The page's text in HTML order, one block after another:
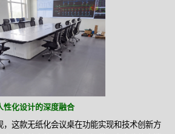
性化设计的深度融合
，这款无纸化会议桌在功能实现和技术创新方